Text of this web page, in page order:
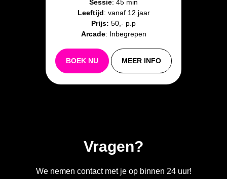
Sessie: 45 min
Leeftijd: vanaf 12 jaar
Prijs: 50,- p.p
Arcade: Inbegrepen
BOEK NU MEER INFO
Vragen?
We nemen contact met je op binnen 24 uur!